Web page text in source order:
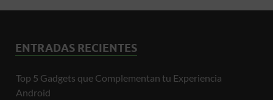
ENTRADAS RECIENTES
Top 5 Gadgets que Complementan tu Experiencia
Android